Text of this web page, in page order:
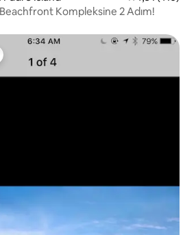
Kompleksine 2 Adım!